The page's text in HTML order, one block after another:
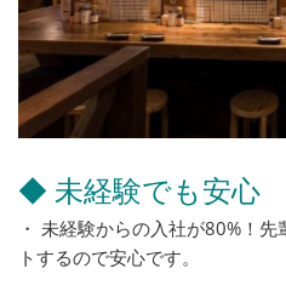
◆ 未経験でも安心
・ 未経験からの入社が80%！
トするので安心です。